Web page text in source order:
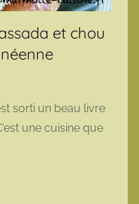
et chou
sorti un beau livre
une cuisine que